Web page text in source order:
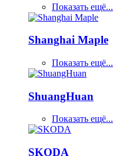
Показать ещё...
Shanghai Maple
Показать ещё...
ShuangHuan
Показать ещё...
SKODA